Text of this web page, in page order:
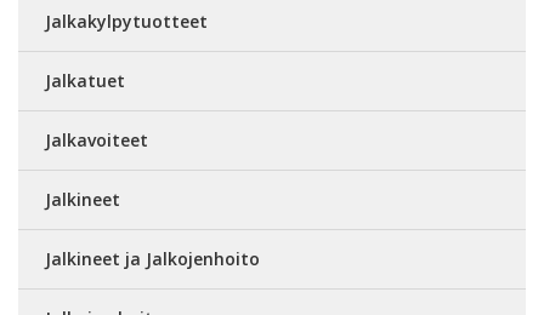
Jalkakylpytuotteet
Jalkatuet
Jalkavoiteet
Jalkineet
Jalkineet ja Jalkojenhoito